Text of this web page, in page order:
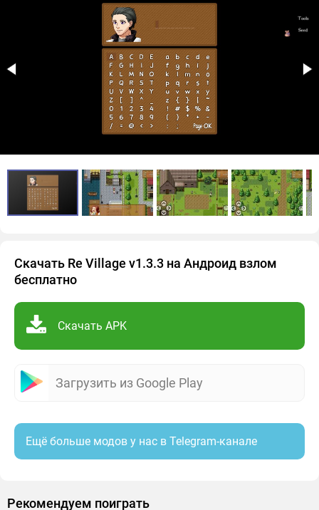
Скачать Re Village v1.3.3 на Андроид взлом
бесплатно
Скачать APK
Загрузить из Google Play
Ещё больше модов у нас в Telegram-канале
Рекомендуем поиграть